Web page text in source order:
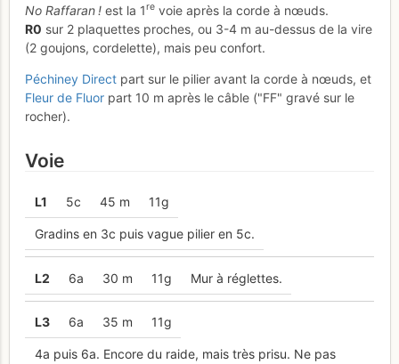
No Raffaran ! est la 1re voie après la corde à nœuds.
R0 sur 2 plaquettes proches, ou 3-4 m au-dessus de la vire
(2 goujons, cordelette), mais peu confort.
Péchiney Direct part sur le pilier avant la corde à nœuds, et
Fleur de Fluor part 10 m après le câble ("FF" gravé sur le
rocher).
Voie
L1 5c 45 m 11g
Gradins en 3c puis vague pilier en 5c.
L2 6a 30 m 11g Mur à réglettes.
L3 6a 35 m 11g
4a puis 6a. Encore du raide, mais très prisu. Ne pas